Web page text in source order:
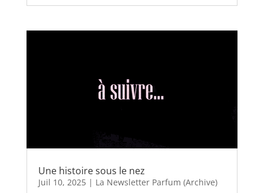
Une histoire sous le nez
Juil 10, 2025| La Newsletter Parfum (Archive)